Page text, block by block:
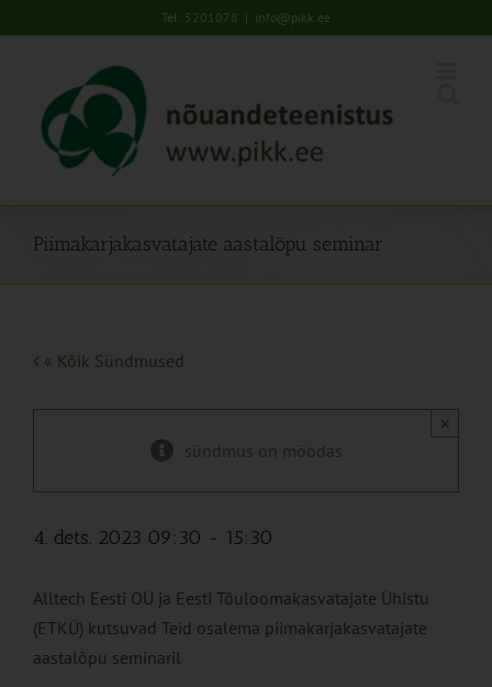
to
Tel: 5201078 | info@pikk.ee
Piimakarjakasvatajate aastalõpu seminar
« Kõik Sündmused
sündmus on möödas
×
4. dets. 2023 09:30 - 15:30
Alltech Eesti OÜ ja Eesti Tõuloomakasvatajate Ühistu
(ETKÜ) kutsuvad Teid osalema piimakarjakasvatajate
aastalõpu seminaril